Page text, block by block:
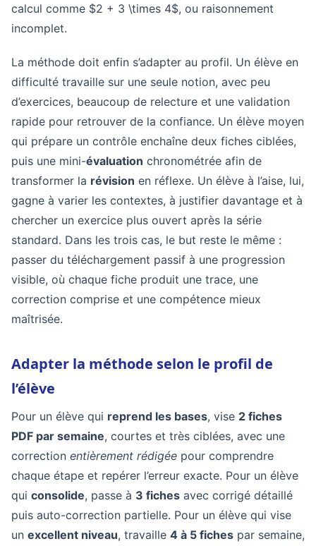
calcul comme $2 + 3 \times 4$, ou raisonnement
incomplet.
La méthode doit enfin s’adapter au profil. Un élève en
difficulté travaille sur une seule notion, avec peu
d’exercices, beaucoup de relecture et une validation
rapide pour retrouver de la confiance. Un élève moyen
qui prépare un contrôle enchaîne deux fiches ciblées,
puis une mini-évaluation chronométrée afin de
transformer la révision en réflexe. Un élève à l’aise, lui,
gagne à varier les contextes, à justifier davantage et à
chercher un exercice plus ouvert après la série
standard. Dans les trois cas, le but reste le même :
passer du téléchargement passif à une progression
visible, où chaque fiche produit une trace, une
correction comprise et une compétence mieux
maîtrisée.
Adapter la méthode selon le profil de
l’élève
Pour un élève qui reprend les bases, vise 2 fiches
PDF par semaine, courtes et très ciblées, avec une
correction entièrement rédigée pour comprendre
chaque étape et repérer l’erreur exacte. Pour un élève
qui consolide, passe à 3 fiches avec corrigé détaillé
puis auto-correction partielle. Pour un élève qui vise
un excellent niveau, travaille 4 à 5 fiches par semaine,